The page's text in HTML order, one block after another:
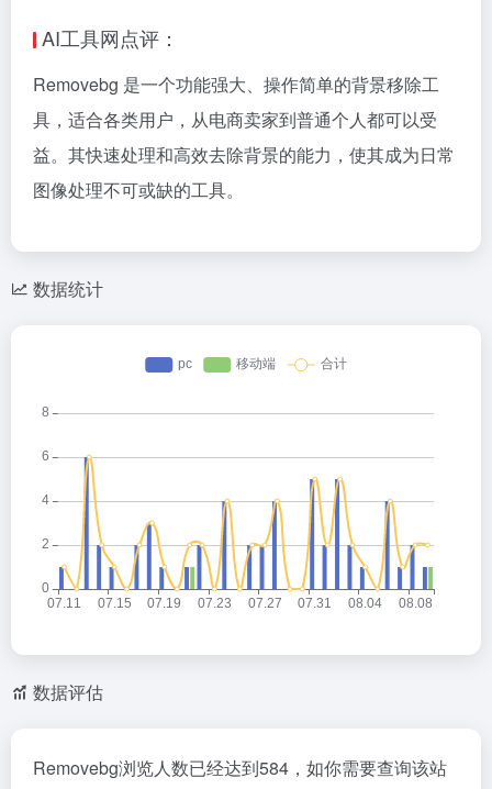
AI工具网点评：
Removebg 是一个功能强大、操作简单的背景移除工
具，适合各类用户，从电商卖家到普通个人都可以受
益。其快速处理和高效去除背景的能力，使其成为日常
图像处理不可或缺的工具。
数据统计
数据评估
Removebg浏览人数已经达到584，如你需要查询该站